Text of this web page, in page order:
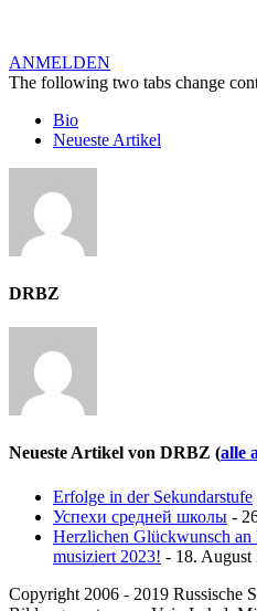
ANMELDEN
The following two tabs change
Bio
Neueste Artikel
DRBZ
Neueste Artikel von DRBZ (alle
Erfolge in der Sekundarstufe
Успехи средней школы -
Herzlichen Glückwunsch an
musiziert 2023! - 18. August
Copyright 2006 - 2019 Russische